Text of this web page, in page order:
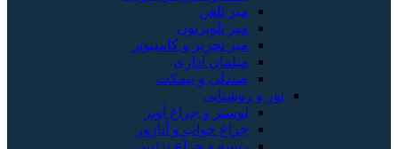
میز تلفن
میز تلویزیون
میز تحریر و کامپیوتر
مبلمان اداری
صندلی و نیمکت
نور و روشنایی
لوستر و چراغ آویز
چراغ خواب و آباژور